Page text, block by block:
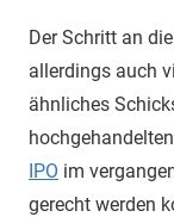
Der Schritt an
allerdings auch
ähnliches
IPO im
gerecht werden